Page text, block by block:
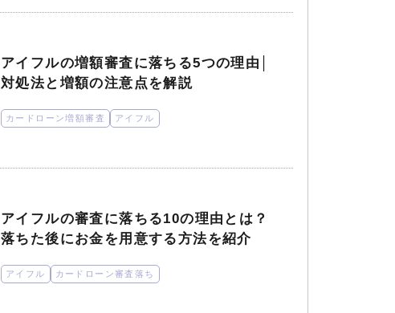
アイフルの増額審査に落ちる5つの理由│
対処法と増額の注意点を解説
カードローン増額審査 アイフル
アイフルの審査に落ちる10の理由とは？
落ちた後にお金を用意する方法を紹介
アイフル カードローン審査落ち